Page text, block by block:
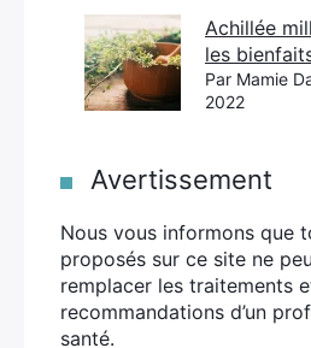
Achillée
les
Par Mamie
2022
Avertissement
Nous vous informons que
proposés sur ce site ne
remplacer les traitements
recommandations d’un
santé.